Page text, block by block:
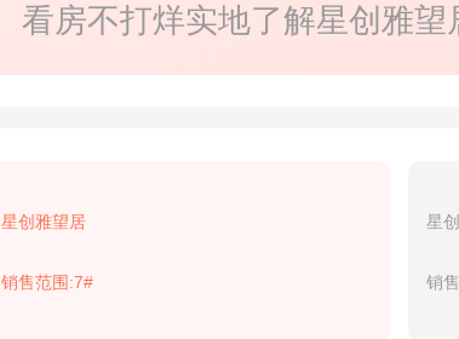
看房不打烊实地了解星创雅望
星创雅望居
销售范围:7#
星
销